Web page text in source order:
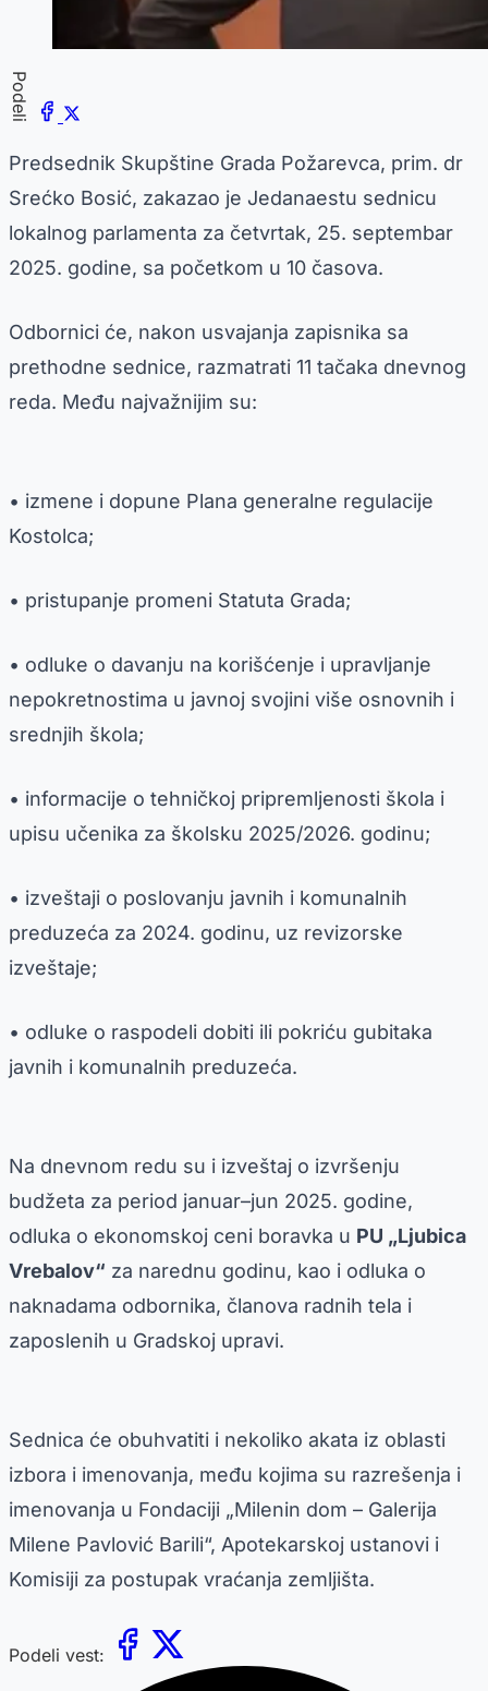
Podeli
Predsednik Skupštine Grada Požarevca, prim. dr
Srećko Bosić, zakazao je Jedanaestu sednicu
lokalnog parlamenta za četvrtak, 25. septembar
2025. godine, sa početkom u 10 časova.
Odbornici će, nakon usvajanja zapisnika sa
prethodne sednice, razmatrati 11 tačaka dnevnog
reda. Među najvažnijim su:
• izmene i dopune Plana generalne regulacije
Kostolca;
• pristupanje promeni Statuta Grada;
• odluke o davanju na korišćenje i upravljanje
nepokretnostima u javnoj svojini više osnovnih i
srednjih škola;
• informacije o tehničkoj pripremljenosti škola i
upisu učenika za školsku 2025/2026. godinu;
• izveštaji o poslovanju javnih i komunalnih
preduzeća za 2024. godinu, uz revizorske
izveštaje;
• odluke o raspodeli dobiti ili pokriću gubitaka
javnih i komunalnih preduzeća.
Na dnevnom redu su i izveštaj o izvršenju
budžeta za period januar–jun 2025. godine,
odluka o ekonomskoj ceni boravka u PU „Ljubica
Vrebalov“ za narednu godinu, kao i odluka o
naknadama odbornika, članova radnih tela i
zaposlenih u Gradskoj upravi.
Sednica će obuhvatiti i nekoliko akata iz oblasti
izbora i imenovanja, među kojima su razrešenja i
imenovanja u Fondaciji „Milenin dom – Galerija
Milene Pavlović Barili“, Apotekarskoj ustanovi i
Komisiji za postupak vraćanja zemljišta.
Podeli vest: